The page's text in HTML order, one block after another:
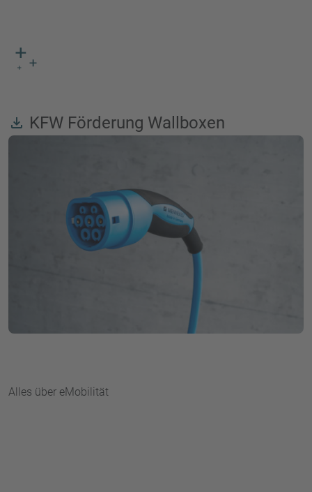
file_download KFW Förderung Wallboxen
Alles über eMobilität